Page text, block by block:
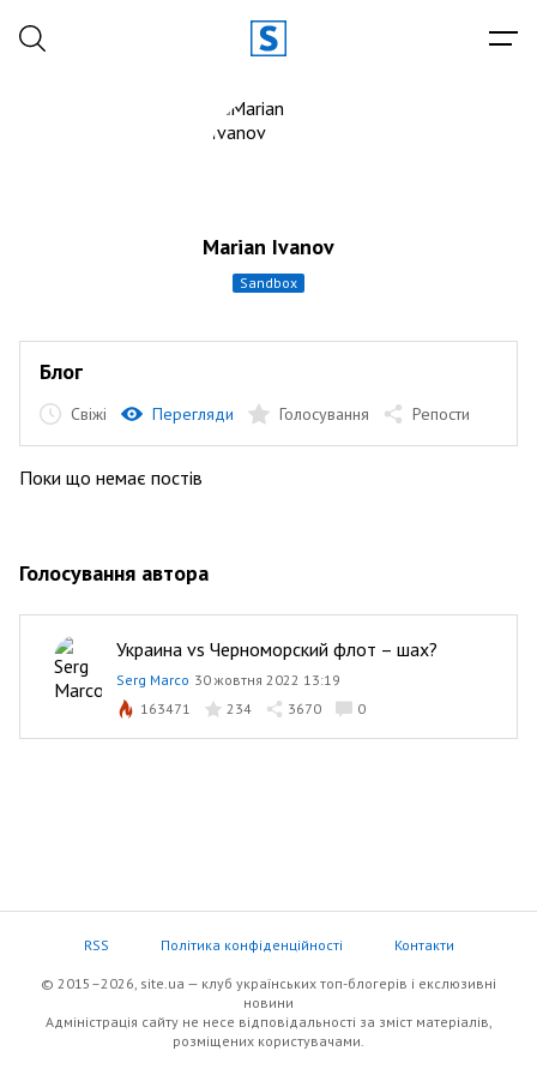
Marian Ivanov
sandbox
Блог
Свіжі Перегляди Голосування Репости
Поки що немає постів
Голосування автора
Украина vs Черноморский флот – шах?
Serg Marco 30 жовтня 2022 13:19
163471
234 3670 0
RSS Політика конфіденційності Контакти
© 2015–2026, site.ua — клуб українських топ-блогерів i екслюзивнi
новини
Адміністрація сайту не несе відповідальності за зміст матеріалів,
розміщених користувачами.